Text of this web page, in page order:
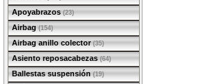
Apoyabrazos (23)
Airbag (154)
Airbag anillo colector (35)
Asiento reposacabezas (64)
Ballestas suspensión (19)